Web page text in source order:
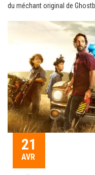
du méchant original de
21
AVR